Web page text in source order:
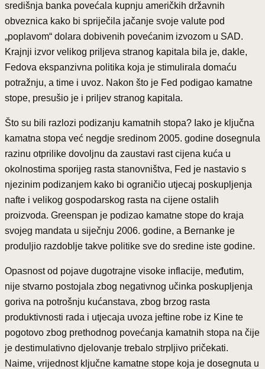
središnja banka povećala kupnju američkih državnih
obveznica kako bi spriječila jačanje svoje valute pod
„poplavom“ dolara dobivenih povećanim izvozom u SAD.
Krajnji izvor velikog priljeva stranog kapitala bila je, dakle,
Fedova ekspanzivna politika koja je stimulirala domaću
potražnju, a time i uvoz. Nakon što je Fed podigao kamatne
stope, presušio je i priljev stranog kapitala.
Što su bili razlozi podizanju kamatnih stopa? Iako je ključna
kamatna stopa već negdje sredinom 2005. godine dosegnula
razinu otprilike dovoljnu da zaustavi rast cijena kuća u
okolnostima sporijeg rasta stanovništva, Fed je nastavio s
njezinim podizanjem kako bi ograničio utjecaj poskupljenja
nafte i velikog gospodarskog rasta na cijene ostalih
proizvoda. Greenspan je podizao kamatne stope do kraja
svojeg mandata u siječnju 2006. godine, a Bernanke je
produljio razdoblje takve politike sve do sredine iste godine.
Opasnost od pojave dugotrajne visoke inflacije, međutim,
nije stvarno postojala zbog negativnog učinka poskupljenja
goriva na potrošnju kućanstava, zbog brzog rasta
produktivnosti rada i utjecaja uvoza jeftine robe iz Kine te
pogotovo zbog prethodnog povećanja kamatnih stopa na čije
je destimulativno djelovanje trebalo strpljivo pričekati.
Naime, vrijednost ključne kamatne stope koja je dosegnuta u